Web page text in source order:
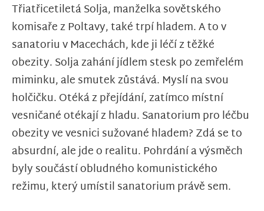
Třiatřicetiletá Solja, manželka sovětského
komisaře z Poltavy, také trpí hladem. A to v
sanatoriu v Macechách, kde ji léčí z těžké
obezity. Solja zahání jídlem stesk po zemřelém
miminku, ale smutek zůstává. Myslí na svou
holčičku. Otéká z přejídání, zatímco místní
vesničané otékají z hladu. Sanatorium pro léčbu
obezity ve vesnici sužované hladem? Zdá se to
absurdní, ale jde o realitu. Pohrdání a výsměch
byly součástí obludného komunistického
režimu, který umístil sanatorium právě sem.